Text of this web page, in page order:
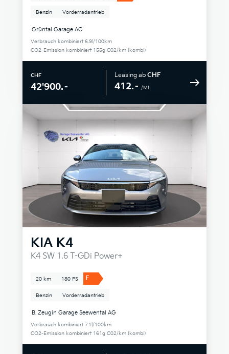
Benzin Vorderradantrieb
Grüntal Garage AG
Verbrauch kombiniert 6.9l/100km
CO2-Emission kombiniert 155g C02/km (kombi)
CHF
42'900.–
Leasing ab CHF
412.– /Mt.
KIA K4
K4 SW 1.6 T-GDi Power+
20 km 180 PS F
Benzin Vorderradantrieb
B. Zeugin Garage Seewental AG
Verbrauch kombiniert 7.1l/100km
CO2-Emission kombiniert 161g C02/km (kombi)